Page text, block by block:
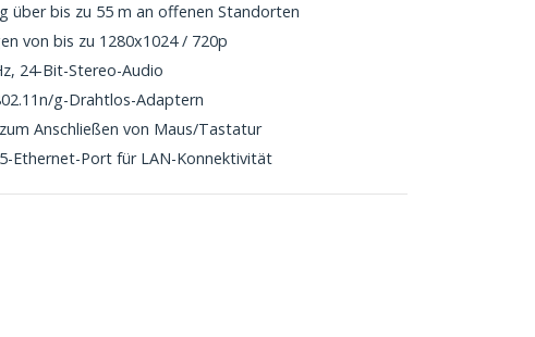
über bis zu 55 m an offenen Standorten
von bis zu 1280x1024 / 720p
24-Bit-Stereo-Audio
g-Drahtlos-Adaptern
Anschließen von Maus/Tastatur
Ethernet-Port für LAN-Konnektivität